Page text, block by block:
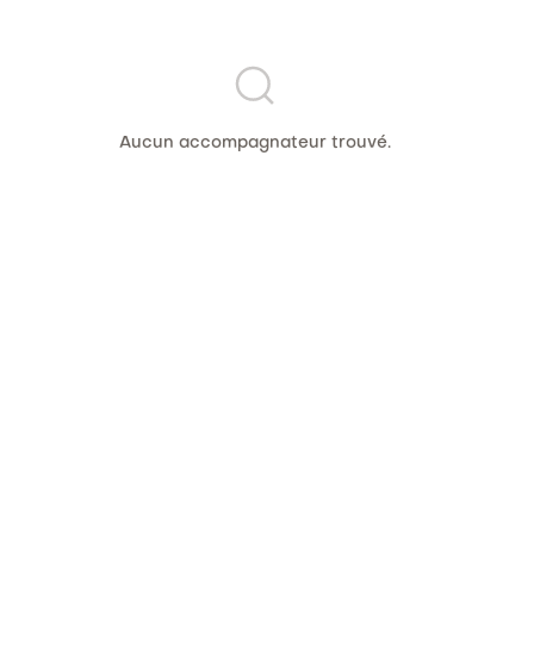
Aucun accompagnateur trouvé.